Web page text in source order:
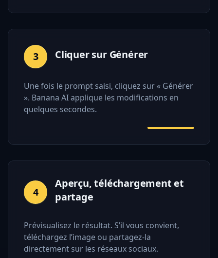
3 Cliquer sur Générer
Une fois le prompt saisi, cliquez sur « Générer
». Banana AI applique les modifications en
quelques secondes.
4
Aperçu, téléchargement et
partage
Prévisualisez le résultat. S’il vous convient,
téléchargez l’image ou partagez-la
directement sur les réseaux sociaux.